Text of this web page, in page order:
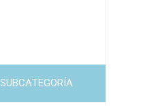
SUBCATEGORÍA